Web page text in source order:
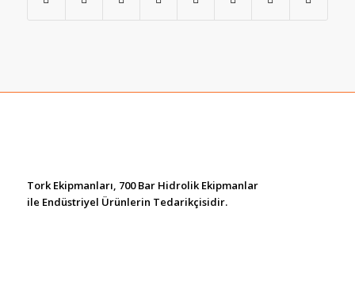
Tork Ekipmanları, 700 Bar Hidrolik Ekipmanlar
ile Endüstriyel Ürünlerin Tedarikçisidir.